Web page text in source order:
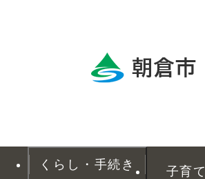
くらし・手続き 子育